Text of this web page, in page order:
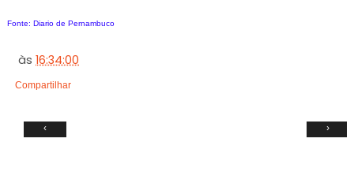
Fonte: Diario de Pernambuco
às16:34:00
Compartilhar
‹ ›